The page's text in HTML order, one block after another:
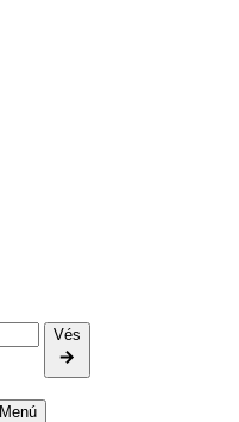
Vés
Menú